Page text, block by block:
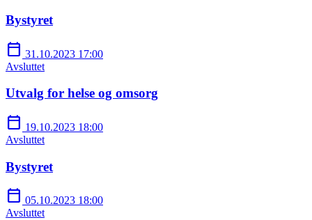
Bystyret
calendar_today 31.10.2023 17:00
Avsluttet
Utvalg for helse og omsorg
calendar_today 19.10.2023 18:00
Avsluttet
Bystyret
calendar_today 05.10.2023 18:00
Avsluttet